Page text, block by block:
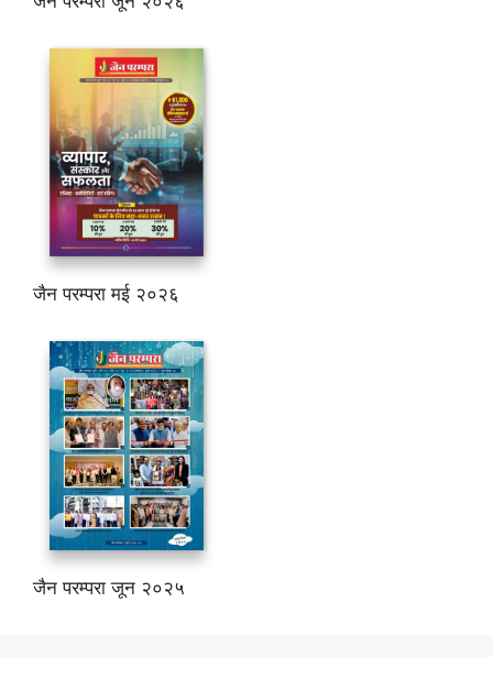
जैन परम्परा मई २०२६
जैन परम्परा जून २०२५